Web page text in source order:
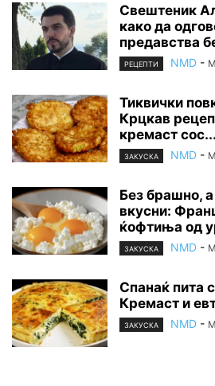
Свештеник
како да
предавства
РЕЦЕПТИ NMD -
Тиквички
Крцкав
кремаст сос...
ЗАКУСКА NMD -
Без брашно, а
вкусни:
ќофтиња од
ЗАКУСКА NMD -
Спанаќ пита
Кремаст и
ЗАКУСКА NMD -